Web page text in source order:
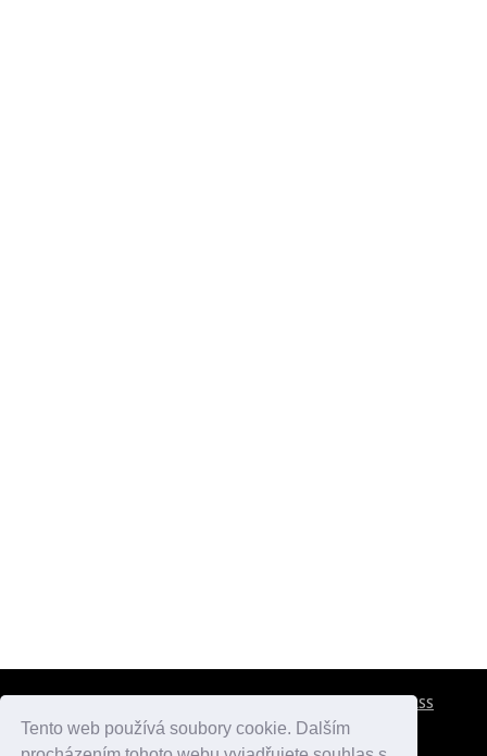
Tento web používá soubory cookie. Dalším
RSS